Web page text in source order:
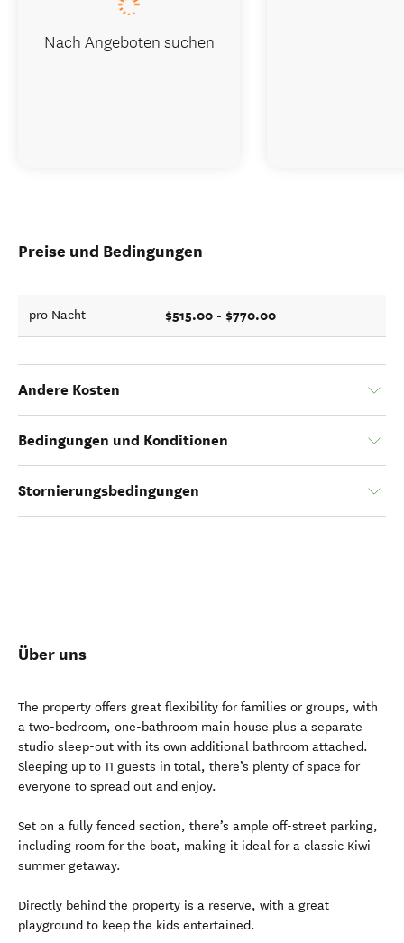
Preise und Bedingungen
pro Nacht $515.00 - $770.00
Andere Kosten
Bedingungen und Konditionen
Stornierungsbedingungen
Über uns
The property offers great flexibility for families or groups, with
a two-bedroom, one-bathroom main house plus a separate
studio sleep-out with its own additional bathroom attached.
Sleeping up to 11 guests in total, there’s plenty of space for
everyone to spread out and enjoy.
Set on a fully fenced section, there’s ample off-street parking,
including room for the boat, making it ideal for a classic Kiwi
summer getaway.
Directly behind the property is a reserve, with a great
playground to keep the kids entertained.
Nach Angeboten suchen